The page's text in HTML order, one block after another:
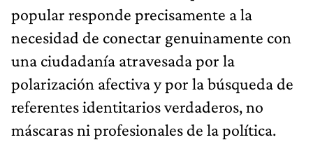
popular responde precisamente a la
necesidad de conectar genuinamente con
una ciudadanía atravesada por la
polarización afectiva y por la búsqueda de
referentes identitarios verdaderos, no
máscaras ni profesionales de la política.